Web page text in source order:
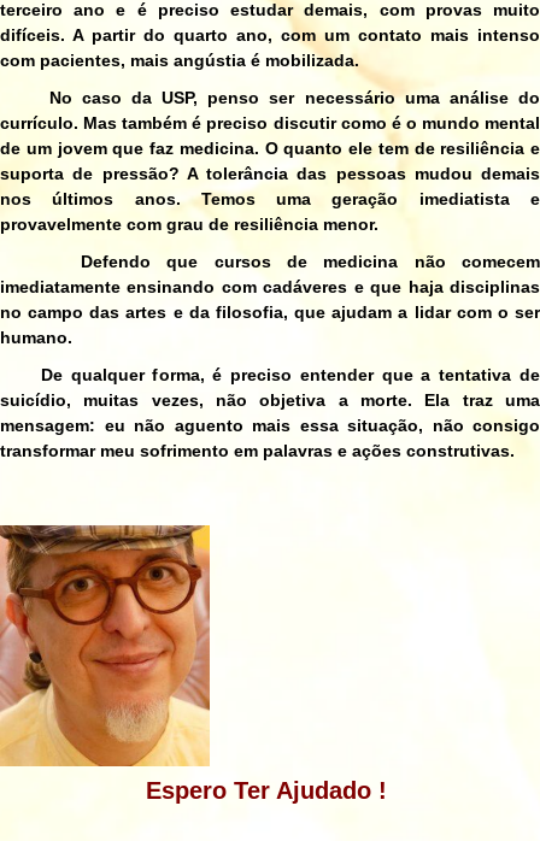
terceiro ano e é preciso estudar demais, com provas muito
difíceis. A partir do quarto ano, com um contato mais intenso
com pacientes, mais angústia é mobilizada.
No caso da USP, penso ser necessário uma análise do
currículo. Mas também é preciso discutir como é o mundo mental
de um jovem que faz medicina. O quanto ele tem de resiliência e
suporta de pressão? A tolerância das pessoas mudou demais
nos últimos anos. Temos uma geração imediatista e
provavelmente com grau de resiliência menor.
Defendo que cursos de medicina não comecem
imediatamente ensinando com cadáveres e que haja disciplinas
no campo das artes e da filosofia, que ajudam a lidar com o ser
humano.
De qualquer forma, é preciso entender que a tentativa de
suicídio, muitas vezes, não objetiva a morte. Ela traz uma
mensagem: eu não aguento mais essa situação, não consigo
transformar meu sofrimento em palavras e ações construtivas.
Espero Ter Ajudado !